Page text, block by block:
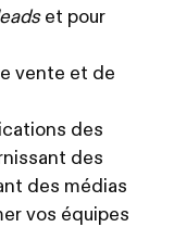
et pour
vente et de
des
des
des médias
vos équipes